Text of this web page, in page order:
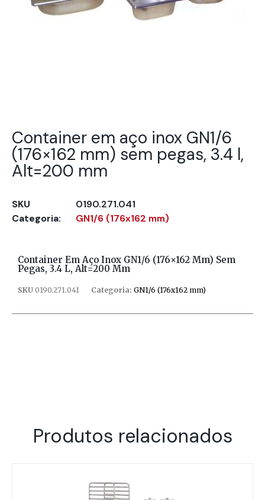
Container em aço inox GN1/6
(176×162 mm) sem pegas, 3.4 l,
Alt=200 mm
SKU
0190.271.041
Categoria:
GN1/6 (176x162 mm)
Container Em Aço Inox GN1/6 (176×162 Mm) Sem
Pegas, 3.4 L, Alt=200 Mm
SKU 0190.271.041 Categoria: GN1/6 (176x162 mm)
Produtos relacionados